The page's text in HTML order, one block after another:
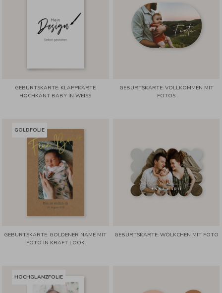
GEBURTSKARTE: KLAPPKARTE
HOCHKANT BABY IN WEISS
GEBURTSKARTE: VOLLKOMMEN MIT
FOTOS
GOLDFOLIE
GEBURTSKARTE: GOLDENER NAME MIT
FOTO IN KRAFT LOOK
GEBURTSKARTE: WÖLKCHEN MIT FOTO
HOCHGLANZFOLIE